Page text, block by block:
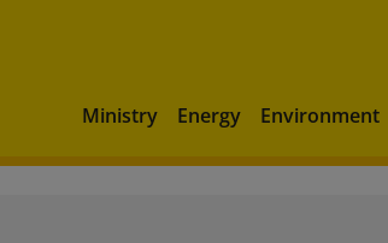
Ministry Energy Environment